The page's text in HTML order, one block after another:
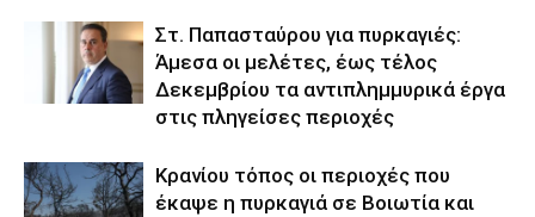
Στ. Παπασταύρου για πυρκαγιές:
Άμεσα οι μελέτες, έως τέλος
Δεκεμβρίου τα αντιπλημμυρικά έργα
στις πληγείσες περιοχές
Κρανίου τόπος οι περιοχές που
έκαψε η πυρκαγιά σε Βοιωτία και